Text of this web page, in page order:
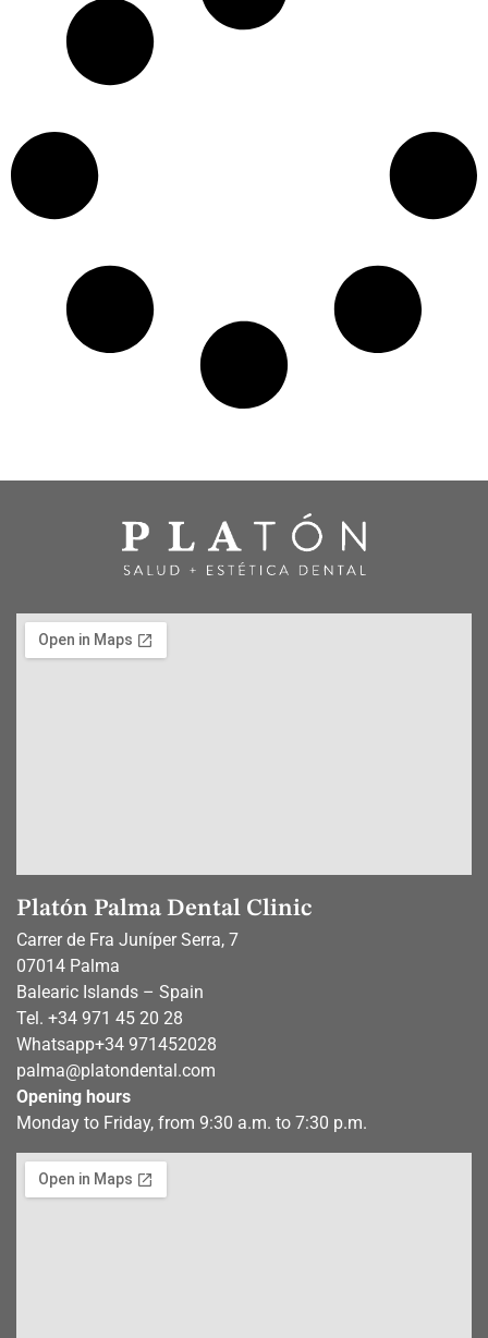
Platón Palma Dental Clinic
Carrer de Fra Juníper Serra, 7
07014 Palma
Balearic Islands – Spain
Tel. +34 971 45 20 28
Whatsapp+34 971452028
palma@platondental.com
Opening hours
Monday to Friday, from 9:30 a.m. to 7:30 p.m.